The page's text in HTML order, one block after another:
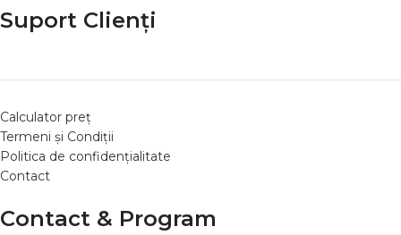
Suport Clienți
Calculator preț
Termeni și Condiții
Politica de confidențialitate
Contact
Contact & Program